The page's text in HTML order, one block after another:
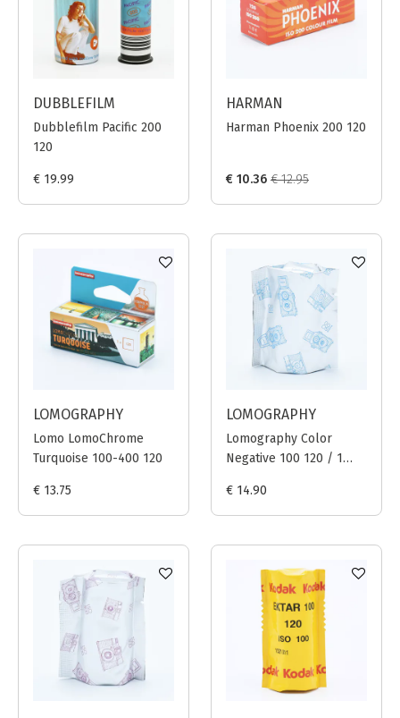
DUBBLEFILM
Dubblefilm Pacific 200
120
€ 19.99
HARMAN
Harman Phoenix 200 120
€ 10.36 € 12.95
LOMOGRAPHY
Lomo LomoChrome
Turquoise 100-400 120
€ 13.75
LOMOGRAPHY
Lomography Color
Negative 100 120 / 1
€ 14.90